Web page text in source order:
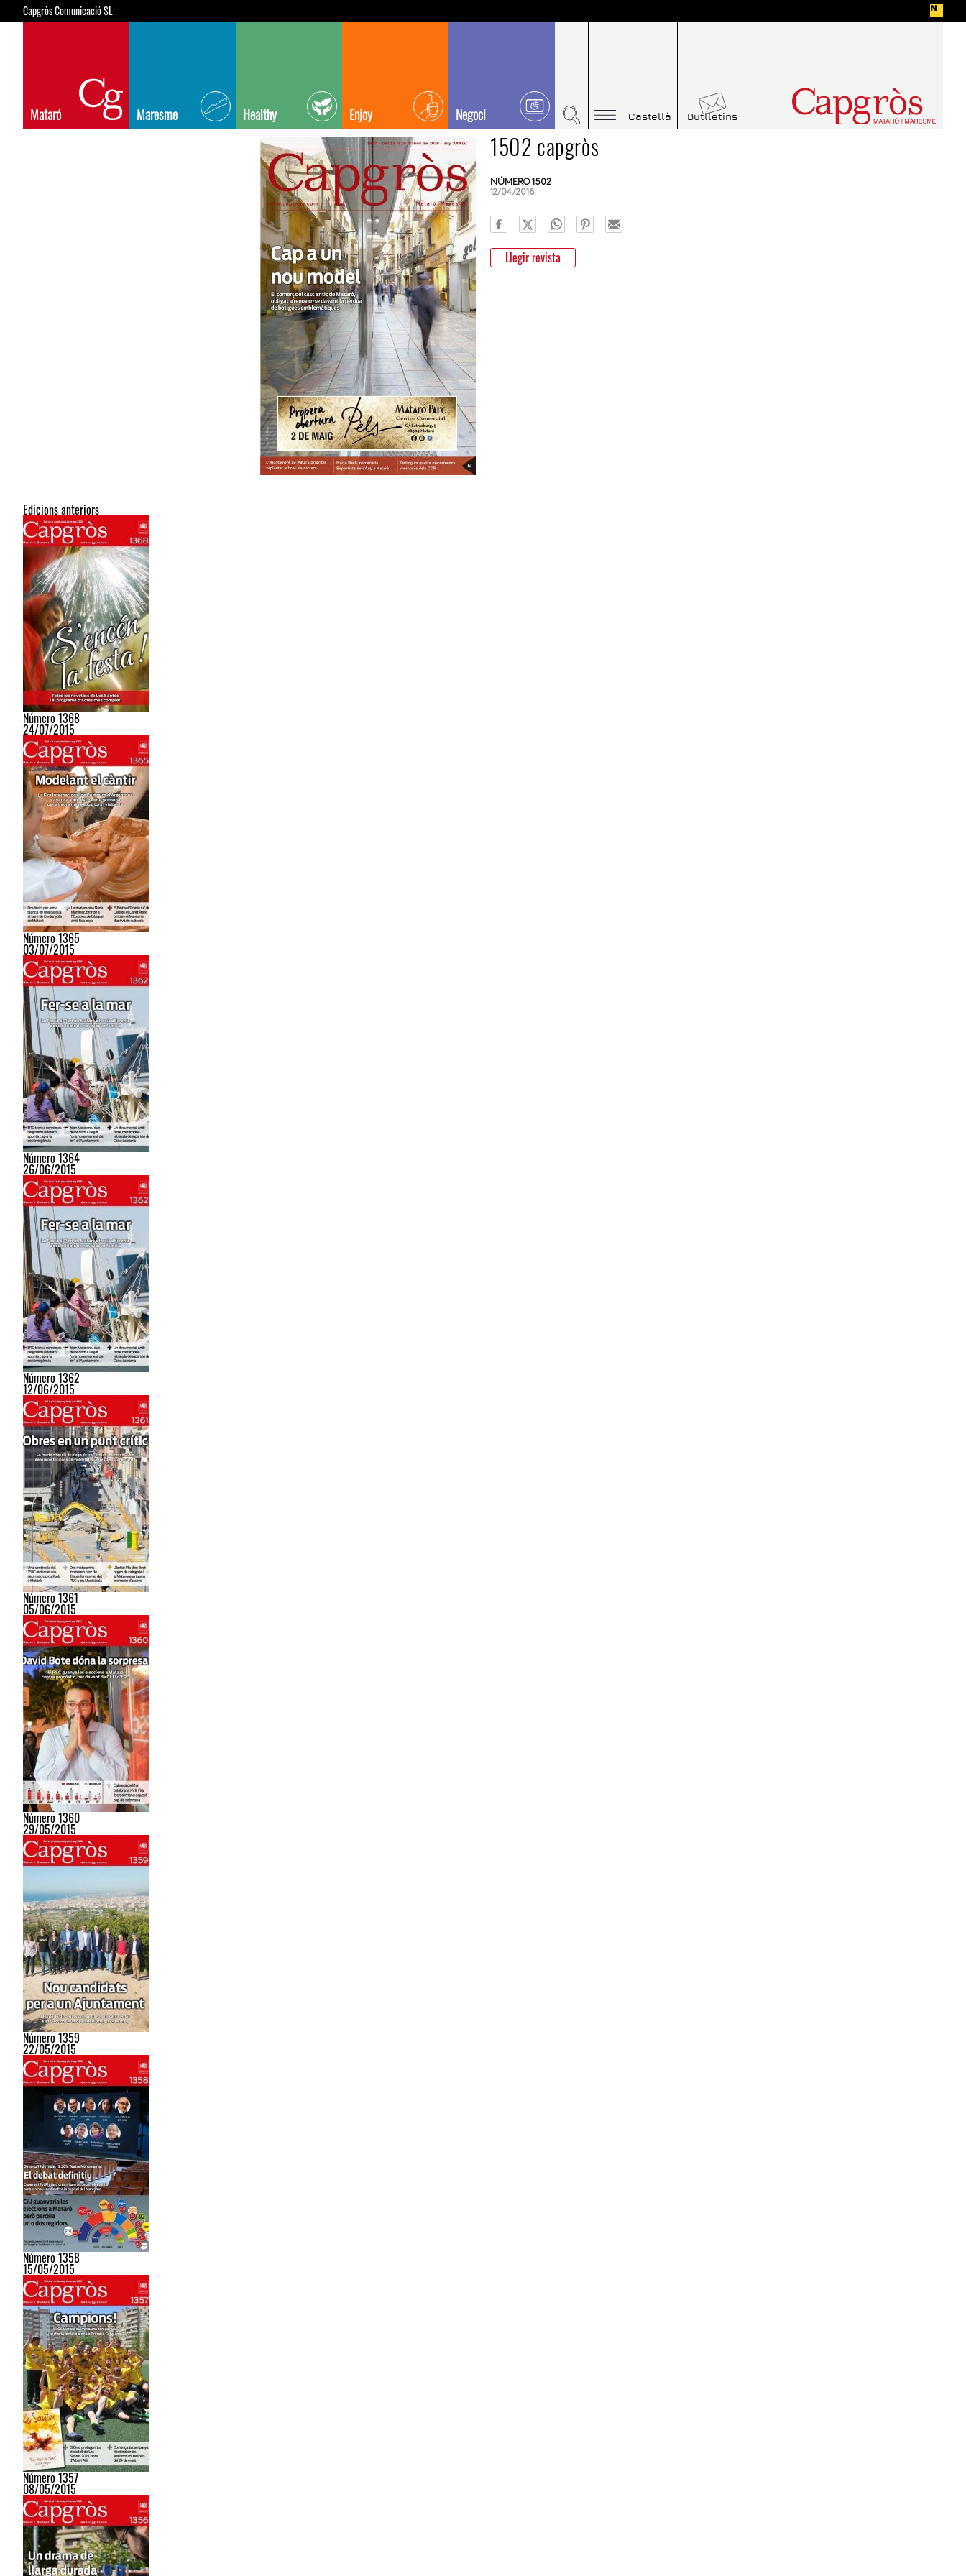
Capgròs Comunicació SL
Mataró Maresme Healthy Enjoy Negoci Castellà Butlletins
1502 capgròs
NÚMERO 1502
12/04/2018
Llegir revista
Edicions anteriors
Número 1368
24/07/2015
Número 1365
03/07/2015
Número 1364
26/06/2015
Número 1362
12/06/2015
Número 1361
05/06/2015
Número 1360
29/05/2015
Número 1359
22/05/2015
Número 1358
15/05/2015
Número 1357
08/05/2015